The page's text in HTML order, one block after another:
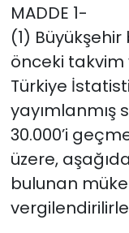
MADDE 1-
(1)
önceki takvim
Türkiye
yayımlanmış
30.000’i
üzere,
bulunan